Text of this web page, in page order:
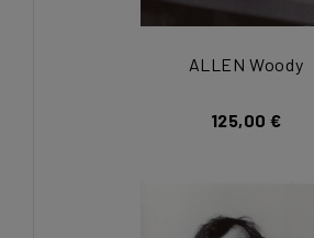
ALLEN Woody
125,00 €